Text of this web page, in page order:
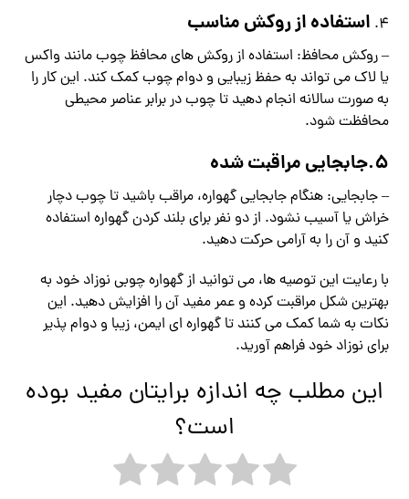
استفاده از روکش مناسب
– روکش محافظ: استفاده از روکش های محافظ چوب مانند واکس
یا لاک می تواند به حفظ زیبایی و دوام چوب کمک کند. این کار را
به صورت سالانه انجام دهید تا چوب در برابر عناصر محیطی
محافظت شود.
5.جابجایی مراقبت شده
– جابجایی: هنگام جابجایی گهواره، مراقب باشید تا چوب دچار
خراش یا آسیب نشود. از دو نفر برای بلند کردن گهواره استفاده
کنید و آن را به آرامی حرکت دهید.
با رعایت این توصیه ها، می توانید از گهواره چوبی نوزاد خود به
بهترین شکل مراقبت کرده و عمر مفید آن را افزایش دهید. این
نکات به شما کمک می کنند تا گهواره ای ایمن، زیبا و دوام پذیر
برای نوزاد خود فراهم آورید.
این مطلب چه اندازه برایتان مفید بوده
است؟